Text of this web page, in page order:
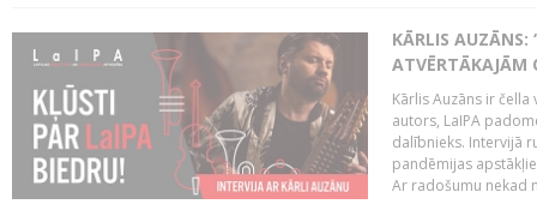
KĀRLIS AUZĀNS:
ATVĒRTĀKAJĀM
Kārlis Auzāns ir
autors, LaIPA
dalībnieks. Intervijā
pandēmijas
Ar radošumu nekad